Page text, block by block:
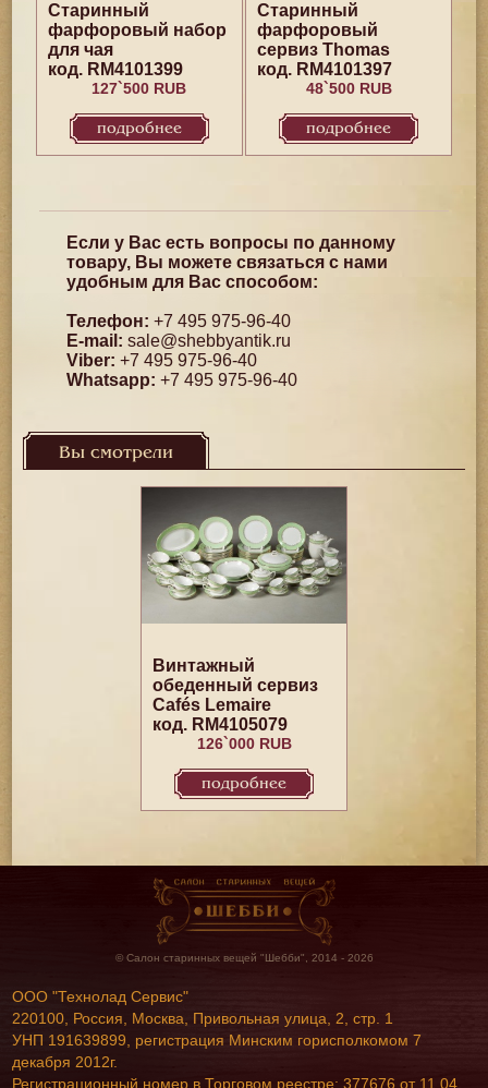
Старинный
фарфоровый набор
для чая
код. RM4101399
127`500 RUB
подробнее
Старинный
фарфоровый
сервиз Thomas
код. RM4101397
48`500 RUB
подробнее
Если у Вас есть вопросы по данному
товару, Вы можете связаться с нами
удобным для Вас способом:
Телефон: +7 495 975-96-40
E-mail: sale@shebbyantik.ru
Viber: +7 495 975-96-40
Whatsapp: +7 495 975-96-40
Вы смотрели
Винтажный
обеденный сервиз
Cafés Lemaire
код. RM4105079
126`000 RUB
подробнее
© Салон старинных вещей "Шебби", 2014 - 2026
ООО "Технолад Сервис"
220100, Россия, Москва, Привольная улица, 2, стр. 1
УНП 191639899, регистрация Минским горисполкомом 7
декабря 2012г.
Регистрационный номер в Торговом реестре: 377676 от 11 04